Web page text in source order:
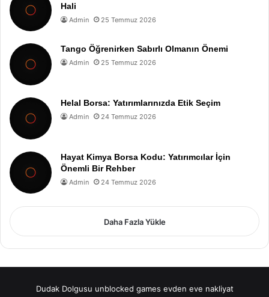
Hali
Admin 25 Temmuz 2026
Tango Öğrenirken Sabırlı Olmanın Önemi
Admin 25 Temmuz 2026
Helal Borsa: Yatırımlarınızda Etik Seçim
Admin 24 Temmuz 2026
Hayat Kimya Borsa Kodu: Yatırımcılar İçin
Önemli Bir Rehber
Admin 24 Temmuz 2026
Daha Fazla Yükle
Dudak Dolgusu unblocked games evden eve nakliyat